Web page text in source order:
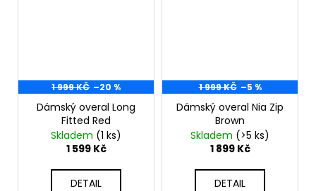
1 999 KČ –20 %
Dámský overal Long
Fitted Red
Skladem (1 ks)
1 599 Kč
DETAIL
1 999 KČ –5 %
Dámský overal Nia Zip
Brown
Skladem (>5 ks)
1 899 Kč
DETAIL